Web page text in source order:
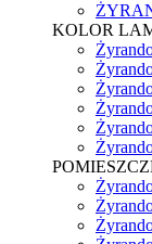
KOLOR